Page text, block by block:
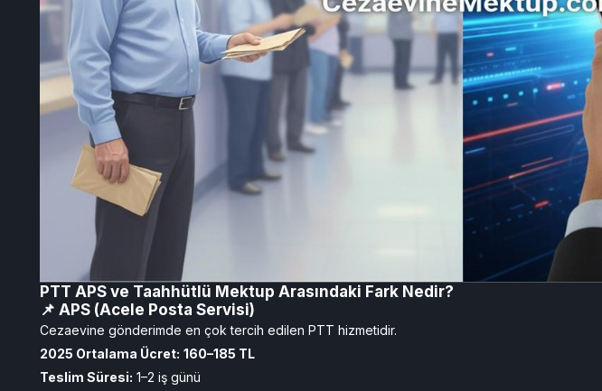
PTT APS ve Taahhütlü Mektup Arasındaki Fark Nedir?
📌 APS (Acele Posta Servisi)
Cezaevine gönderimde en çok tercih edilen PTT hizmetidir.
2025 Ortalama Ücret: 160–185 TL
Teslim Süresi: 1–2 iş günü